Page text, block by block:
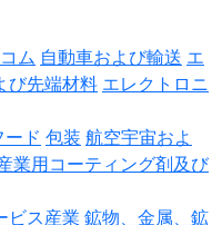
ム 自動車および輸送 エ
び先端材料 エレクトロニ
ード 包装 航空宇宙およ
業用コーティング剤及び
ビス産業 鉱物、金属、鉱